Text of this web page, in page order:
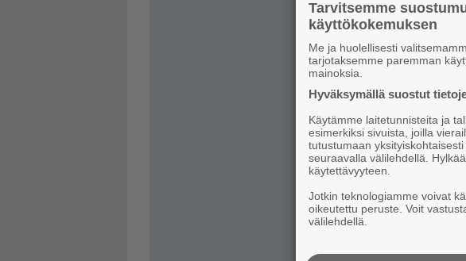
Tarvitsemme
käyttökokemuksen
Me ja huolellisesti
tarjotaksemme paremman
mainoksia.
Hyväksymällä suostut
Käytämme laitetunnisteita ja
esimerkiksi sivuista, joilla
tutustumaan
seuraavalla välilehdellä.
käytettävyyteen.
Jotkin teknologiamme voivat
oikeutettu peruste. Voit
välilehdellä.